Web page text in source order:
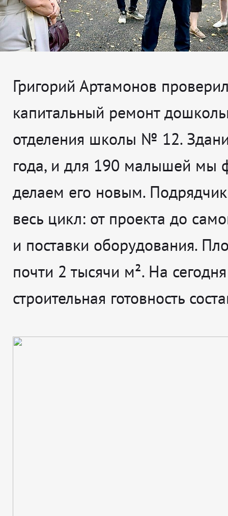
Григорий Артамонов
капитальный ремонт
отделения школы № 12.
года, и для 190 малышей мы
делаем его новым. Подрядчик
весь цикл: от проекта до
и поставки оборудования.
почти 2 тысячи м². На сегодня
строительная готовность